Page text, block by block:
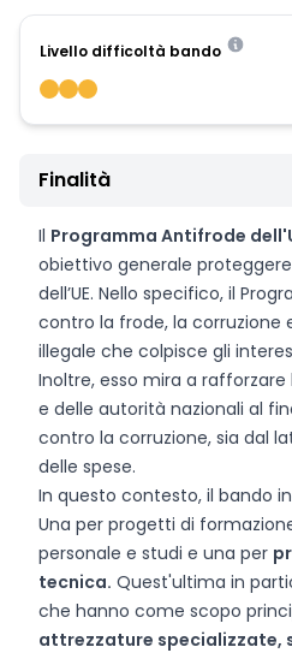
Livello difficoltà bando
Finalità
Il Programma Antifrode
obiettivo generale
dell’UE. Nello specifico, il
contro la frode, la corruzione
illegale che colpisce gli
Inoltre, esso mira a
e delle autorità nazionali al
contro la corruzione, sia dal
delle spese.
In questo contesto, il bando
Una per progetti di
personale e studi e una per
tecnica. Quest'ultima in
che hanno come scopo
attrezzature specializzate,